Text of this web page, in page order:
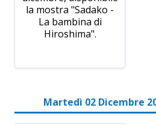
la mostra "Sadako -
La bambina di
Hiroshima".
Martedì 02 Dicembre